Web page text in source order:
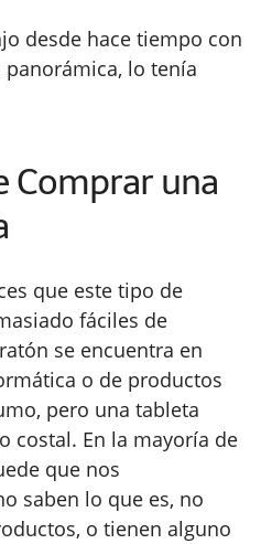
desde hace tiempo con
lo tenía
Comprar una
que este tipo de
fáciles de
se encuentra en
o de productos
pero una tableta
costal. En la mayoría de
que nos
saben lo que es, no
o tienen alguno